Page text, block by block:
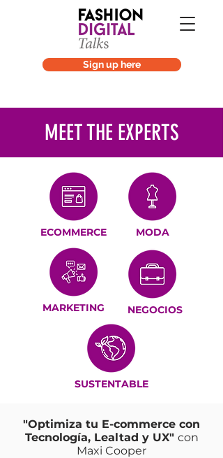
Sign up here
MEET THE EXPERTS
ECOMMERCE
MARKETING
MODA
NEGOCIOS
SUSTENTABLE
"Optimiza tu E-commerce con
Tecnología, Lealtad y UX" con
Maxi Cooper